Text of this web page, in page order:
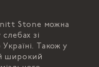
Stone можна
зі
Також у
широкий